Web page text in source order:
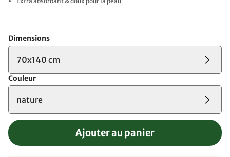
Dimensions
70x140 cm
Couleur
nature
Ajouter au panier